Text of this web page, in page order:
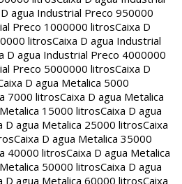
D agua Industrial Preco 950000
Preco 1000000 litrosCaixa D
litrosCaixa D agua Industrial
D agua Industrial Preco 4000000
Preco 5000000 litrosCaixa D
D agua Metalica 5000
7000 litrosCaixa D agua Metalica
15000 litrosCaixa D agua
D agua Metalica 25000 litrosCaixa
Caixa D agua Metalica 35000
40000 litrosCaixa D agua Metalica
50000 litrosCaixa D agua
D agua Metalica 60000 litrosCaixa